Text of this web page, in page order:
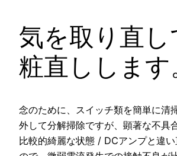
気を取り直
粧直しします
念のために、スイッチ類を簡単に清
外して分解掃除ですが、顕著な不具
比較的綺麗な状態 / DCアンプと違